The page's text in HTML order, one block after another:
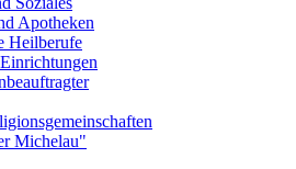
Apotheken
Heilberufe
Michelau"